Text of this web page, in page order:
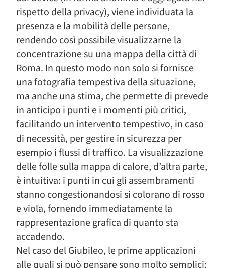
rispetto della privacy), viene individuata la
presenza e la mobilità delle persone,
rendendo così possibile visualizzarne la
concentrazione su una mappa della città di
Roma. In questo modo non solo si fornisce
una fotografia tempestiva della situazione,
ma anche una stima, che permette di prevede
in anticipo i punti e i momenti più critici,
facilitando un intervento tempestivo, in caso
di necessità, per gestire in sicurezza per
esempio i flussi di traffico. La visualizzazione
delle folle sulla mappa di calore, d’altra parte,
è intuitiva: i punti in cui gli assembramenti
stanno congestionandosi si colorano di rosso
e viola, fornendo immediatamente la
rappresentazione grafica di quanto sta
accadendo.
Nel caso del Giubileo, le prime applicazioni
alle quali si può pensare sono molto semplici: